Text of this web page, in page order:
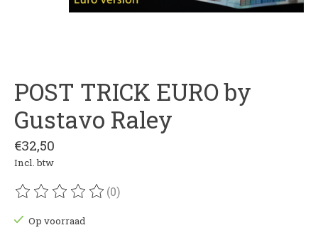
POST TRICK EURO by
Gustavo Raley
€32,50
Incl. btw
De beoordeling van dit product is
(0)
Op voorraad